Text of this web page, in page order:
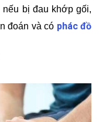
bị đau khớp gối,
đoán và có phác đồ